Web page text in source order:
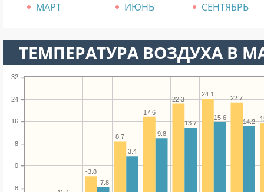
МАРТ
ИЮНЬ СЕНТЯБРЬ
ТЕМПЕРАТУРА ВОЗДУХА В
-8
0
8
16
24
32
22.7
24.1
22.3
17.6
8.7
-3.8
14.2
15.6
13.7
9.8
3.4
-7.8